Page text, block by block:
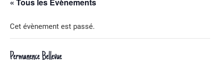
« Tous les Évènements
Cet évènement est passé.
Permanence Bellevue